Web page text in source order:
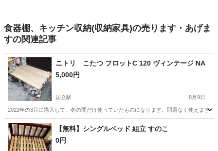
食器棚、キッチン収納(収納家具)の売ります・あげま
すの関連記事
ニトリ こたつ フロットC 120 ヴィンテージ NA
5,000円
国立駅 8月9日
2022年の3月に購入して、冬の間だけ使っていたものになります。問題なく使えます
東京 国立市 国立駅 テーブル フロット
【無料】シングルベッド 組立 すのこ
0円